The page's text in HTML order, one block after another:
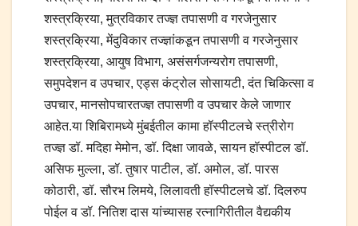
शस्त्रक्रिया, मुत्रविकार तज्ज्ञ तपासणी व गरजेनुसार
शस्त्रक्रिया, मेंदुविकार तज्ज्ञांकडून तपासणी व गरजेनुसार
शस्त्रक्रिया, आयुष विभाग, असंसर्गजन्यरोग तपासणी,
समुपदेशन व उपचार, एड्स कंट्रोल सोसायटी, दंत चिकित्सा व
उपचार, मानसोपचारतज्ज्ञ तपासणी व उपचार केले जाणार
आहेत.या शिबिरामध्ये मुंबईतील कामा हॉस्पीटलचे स्त्रीरोग
तज्ज्ञ डॉ. मदिहा मेमोन, डॉ. दिक्षा जावळे, सायन हॉस्पीटल डॉ.
असिफ मुल्ला, डॉ. तुषार पाटील, डॉ. अमोल, डॉ. पारस
कोठारी, डॉ. सौरभ लिमये, लिलावती हॉस्पीटलचे डॉ. दिलरुप
पोईल व डॉ. नितिश दास यांच्यासह रत्नागिरीतील वैद्यकीय